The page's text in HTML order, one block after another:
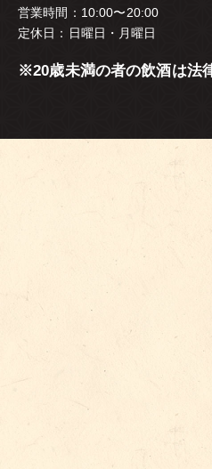
営業時間：10:00〜20:00
定休日：日曜日・月曜日
※20歳未満の者の飲酒は法